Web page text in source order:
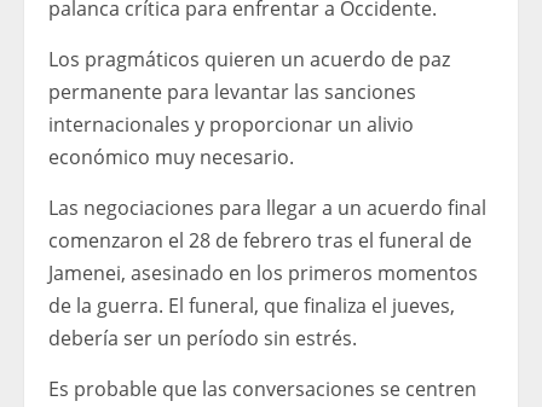
palanca crítica para enfrentar a Occidente.
Los pragmáticos quieren un acuerdo de paz
permanente para levantar las sanciones
internacionales y proporcionar un alivio
económico muy necesario.
Las negociaciones para llegar a un acuerdo final
comenzaron el 28 de febrero tras el funeral de
Jamenei, asesinado en los primeros momentos
de la guerra. El funeral, que finaliza el jueves,
debería ser un período sin estrés.
Es probable que las conversaciones se centren